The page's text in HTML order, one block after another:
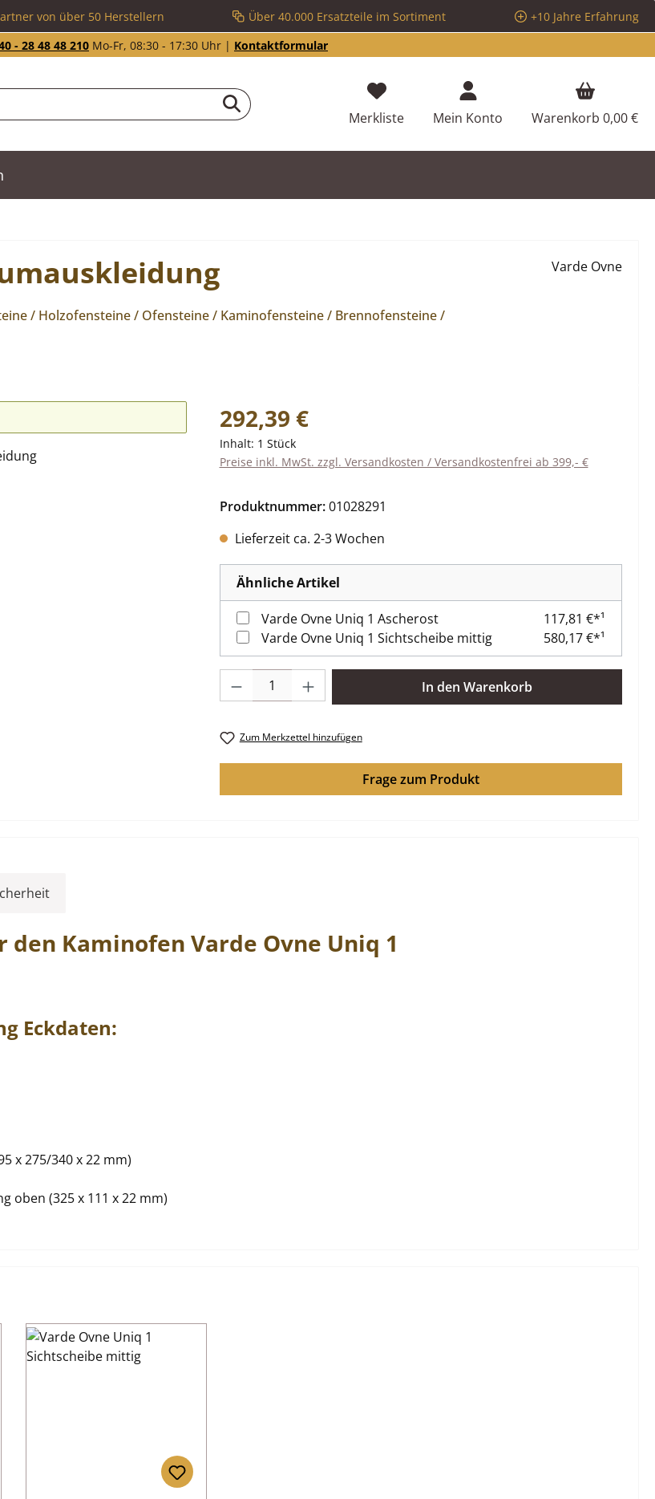
von über 50 Herstellern Über 40.000 Ersatzteile im Sortiment
+10 Jahre Erfahrung
- 28 48 48 210 Mo-Fr, 08:30 - 17:30 Uhr | Kontaktformular
MerklisteDu hast 0 Produkte auf dem Merkzettel
Mein Konto Warenkorb 0,00 €
/ Holzofensteine / Ofensteine / Kaminofensteine / Brennofensteine /
Varde Ovne
Regulärer Preis:
292,39 €
Inhalt: 1 Stück
Preise inkl. MwSt. zzgl. Versandkosten / Versandkostenfrei ab 399,- €
Produktnummer:01028291
Lieferzeit ca. 2-3 Wochen
Ähnliche Artikel
Varde Ovne Uniq 1 Ascherost
117,81 €*¹
Varde Ovne Uniq 1 Sichtscheibe mittig
580,17 €*¹
Produkt Anzahl: Gib den gewünschten Wert ein oder benutze die
In den Warenkorb
Zum Merkzettel hinzufügen
Frage zum Produkt
den Kaminofen Varde Ovne Uniq 1
Eckdaten:
x 275/340 x 22 mm)
oben (325 x 111 x 22 mm)